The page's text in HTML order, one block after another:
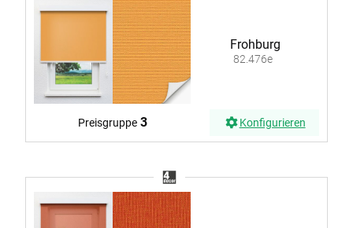
Frohburg
82.476e
Preisgruppe 3 Konfigurieren